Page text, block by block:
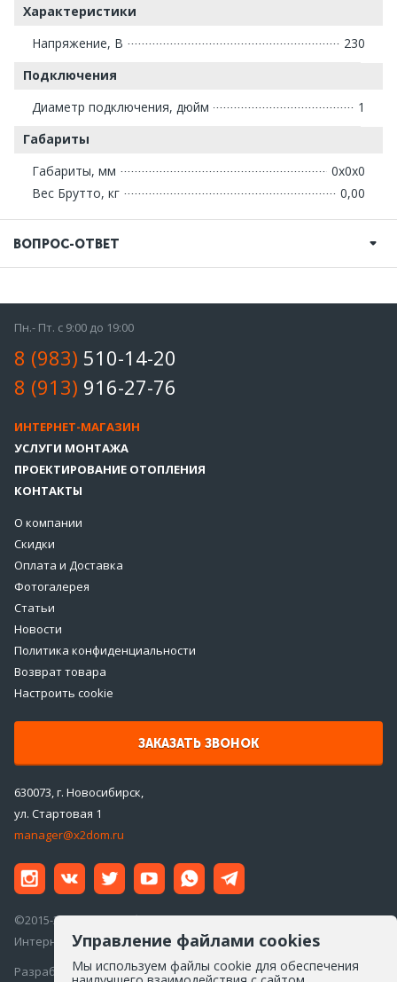
Характеристики
Напряжение, В
230
Подключения
Диаметр подключения, дюйм
1
Габариты
Габариты, мм
0х0х0
Вес Брутто, кг
0,00
ВОПРОС-ОТВЕТ
Пн.- Пт. с 9:00 до 19:00
8 (983) 510-14-20
8 (913) 916-27-76
ИНТЕРНЕТ-МАГАЗИН
УСЛУГИ МОНТАЖА
ПРОЕКТИРОВАНИЕ ОТОПЛЕНИЯ
КОНТАКТЫ
О компании
Скидки
Оплата и Доставка
Фотогалерея
Статьи
Новости
Политика конфиденциальности
Возврат товара
Настроить cookie
ЗАКАЗАТЬ ЗВОНОК
630073, г. Новосибирск,
ул. Стартовая 1
manager@x2dom.ru
©2015-2026 ООО «ДаблДом»
Интернет-магазин инженерной сантехники
Разработка сайта —Айкон
Управление файлами cookies
Мы используем файлы cookie для обеспечения